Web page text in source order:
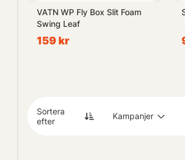
VATN WP Fly Box Slit Foam
Swing Leaf
159 kr
Sortera
efter
Kampanjer